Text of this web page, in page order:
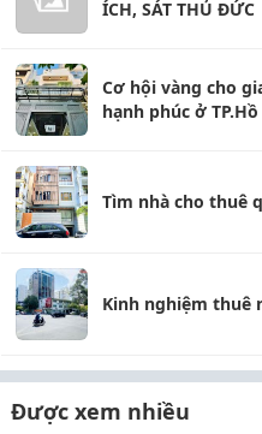
ÍCH, SÁT THỦ ĐỨC
Cơ hội vàng cho
hạnh phúc ở
Tìm nhà cho thuê
Kinh nghiệm thuê
Được xem nhiều